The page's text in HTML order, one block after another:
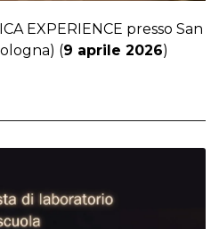
EXPERIENCE presso San
(9 aprile 2026)